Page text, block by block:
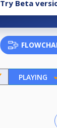
Try Beta
PLAYING